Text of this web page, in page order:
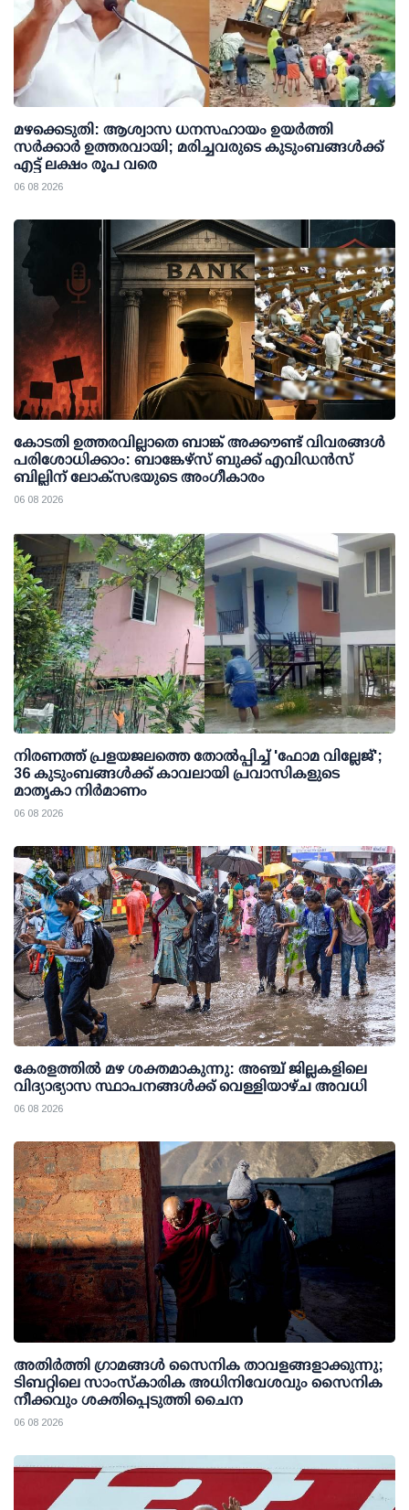
മഴക്കെടുതി: ആശ്വാസ ധനസഹായം ഉയര്‍ത്തി
സര്‍ക്കാര്‍ ഉത്തരവായി; മരിച്ചവരുടെ കുടുംബങ്ങള്‍ക്ക്
എട്ട് ലക്ഷം രൂപ വരെ
06 08 2026
കോടതി ഉത്തരവില്ലാതെ ബാങ്ക് അക്കൗണ്ട് വിവരങ്ങള്‍
പരിശോധിക്കാം: ബാങ്കേഴ്സ് ബുക്ക് എവിഡന്‍സ്
ബില്ലിന് ലോക്സഭയുടെ അംഗീകാരം
06 08 2026
നിരണത്ത് പ്രളയജലത്തെ തോല്‍പ്പിച്ച് 'ഫോമ വില്ലേജ്';
36 കുടുംബങ്ങള്‍ക്ക് കാവലായി പ്രവാസികളുടെ
മാതൃകാ നിര്‍മാണം
06 08 2026
കേരളത്തില്‍ മഴ ശക്തമാകുന്നു: അഞ്ച് ജില്ലകളിലെ
വിദ്യാഭ്യാസ സ്ഥാപനങ്ങള്‍ക്ക് വെള്ളിയാഴ്ച അവധി
06 08 2026
അതിര്‍ത്തി ഗ്രാമങ്ങള്‍ സൈനിക താവളങ്ങളാക്കുന്നു;
ടിബറ്റിലെ സാംസ്‌കാരിക അധിനിവേശവും സൈനിക
നീക്കവും ശക്തിപ്പെടുത്തി ചൈന
06 08 2026